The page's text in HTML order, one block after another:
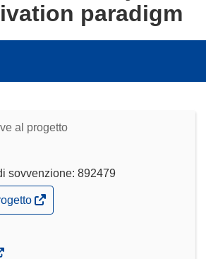
paradigm
al progetto
sovvenzione: 892479